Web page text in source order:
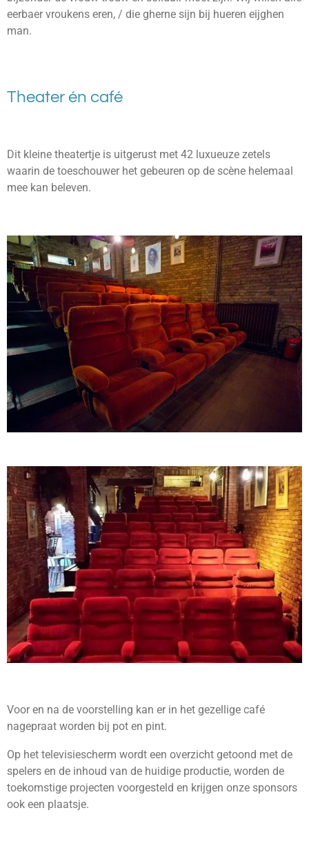
eerbaer vroukens eren, / die gherne sijn bij hueren eijghen
man.
Theater én café
Dit kleine theatertje is uitgerust met 42 luxueuze zetels
waarin de toeschouwer het gebeuren op de scène helemaal
mee kan beleven.
Voor en na de voorstelling kan er in het gezellige café
nagepraat worden bij pot en pint.
Op het televisiescherm wordt een overzicht getoond met de
spelers en de inhoud van de huidige productie, worden de
toekomstige projecten voorgesteld en krijgen onze sponsors
ook een plaatsje.